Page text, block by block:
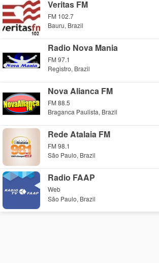
Veritas FM
FM 102.7
Bauru, Brazil
Radio Nova Mania
FM 97.1
Registro, Brazil
Nova Alianca FM
FM 88.5
Braganca Paulista, Brazil
Rede Atalaia FM
FM 98.1
São Paulo, Brazil
Radio FAAP
Web
São Paulo, Brazil